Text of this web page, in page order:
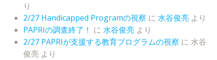
り
2/27 Handicapped Programの視察 に 水谷俊亮 より
PAPRIの調査終了！ に 水谷俊亮 より
2/27 PAPRIが支援する教育プログラムの視察 に 水谷
俊亮 より